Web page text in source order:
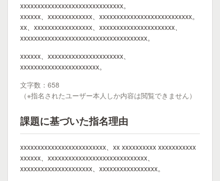
xxxxxxxxxxxxxxxxxxxxxxxxxxxxxx。
xxxxxx、xxxxxxxxxxxxx、xxxxxxxxxxxxxxxxxxxxxxxxxxx。
xx、xxxxxxxxxxxxxxxxx、xxxxxxxxxxxxxxxxxxxxxx、
xxxxxxxxxxxxxxxxxxxxxxxxxxxxxxxxxxxxx。
xxxxxx、xxxxxxxxxxxxxxxxxxxxxx、
xxxxxxxxxxxxxxxxxxxxxxx。
文字数：658
（※指名されたユーザー本人しか内容は閲覧できません）
課題に基づいた指名理由
xxxxxxxxxxxxxxxxxxxxxxxxx、xx xxxxxxxxxx xxxxxxxxxxx
xxxxxx、xxxxxxxxxxxxxxxxxxxxxxxxxxxxx、
xxxxxxxxxxxxxxxxxxxxx、xxxxxxxxxxxxxxxxx。